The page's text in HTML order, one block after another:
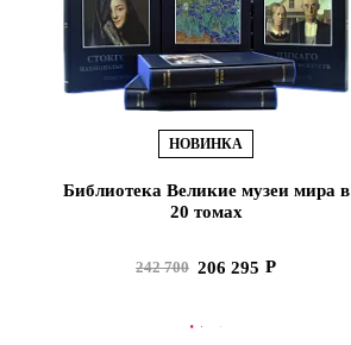
НОВИНКА
Библиотека Великие музеи мира в
20 томах
242 700 206 295
В КОРЗИНУ